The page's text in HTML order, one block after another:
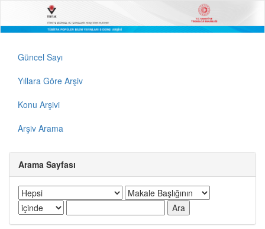
Güncel Sayı
Yıllara Göre Arşiv
Konu Arşivi
Arşiv Arama
Arama Sayfası